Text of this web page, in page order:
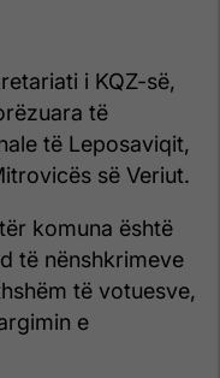
i KQZ-së,
të
të Leposaviqit,
së Veriut.
komuna është
të nënshkrimeve
të votuesve,
e